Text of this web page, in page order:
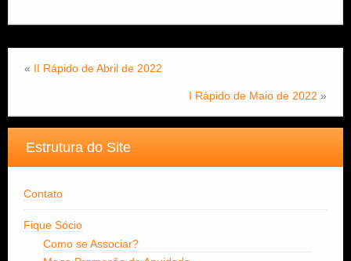
« II Rápido de Abril de 2022
I Rápido de Maio de 2022 »
Estrutura do Site
Contato
Fique Sócio
Como se Associar?